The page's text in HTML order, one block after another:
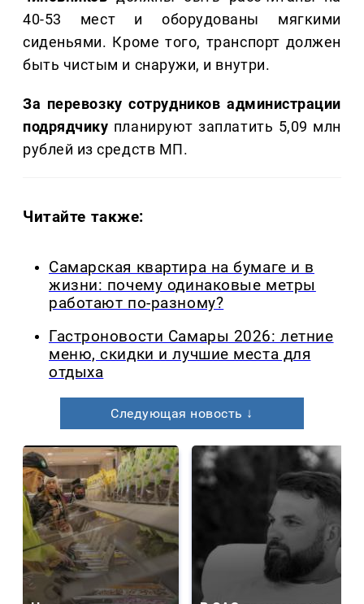
40-53 мест и оборудованы мягкими
сиденьями. Кроме того, транспорт должен
быть чистым и снаружи, и внутри.
За перевозку сотрудников администрации
подрядчику планируют заплатить 5,09 млн
рублей из средств МП.
Читайте также:
Самарская квартира на бумаге и в
жизни: почему одинаковые метры
работают по-разному?
Гастроновости Самары 2026: летние
меню, скидки и лучшие места для
отдыха
Следующая новость ↓